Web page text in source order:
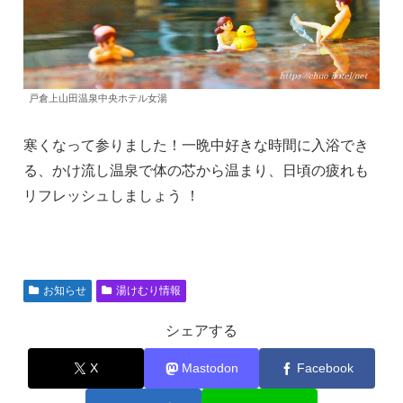
戸倉上山田温泉中央ホテル女湯
寒くなって参りました！一晩中好きな時間に入浴でき
る、かけ流し温泉で体の芯から温まり、日頃の疲れも
リフレッシュしましょう ！
お知らせ 湯けむり情報
シェアする
X Mastodon Facebook